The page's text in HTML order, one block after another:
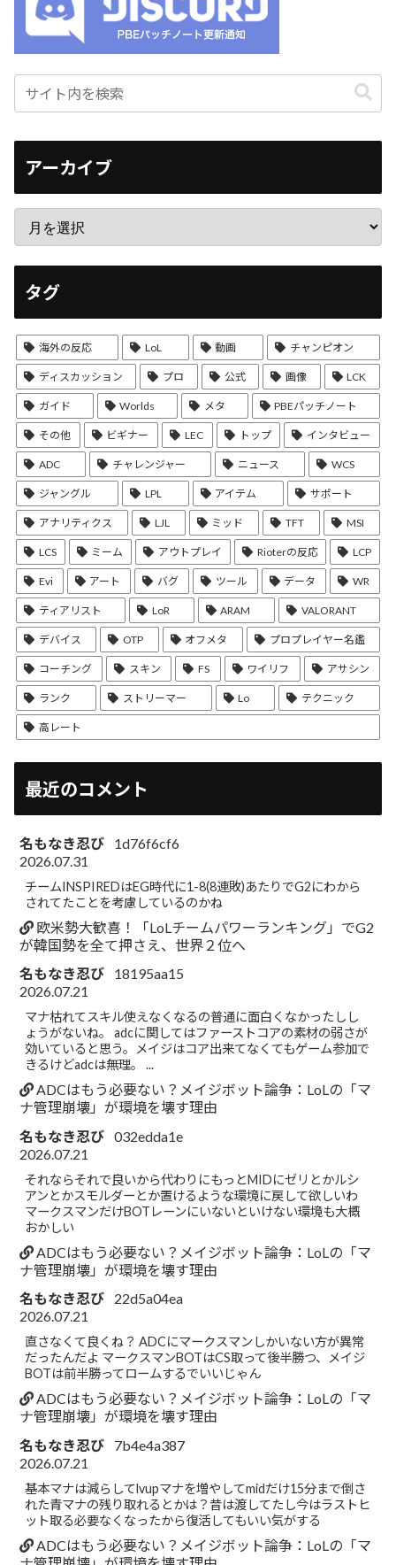
アーカイブ
タグ
海外の反応 LoL 動画 チャンピオン
ディスカッション プロ 公式 画像 LCK
ガイド Worlds メタ PBEパッチノート
その他 ビギナー LEC トップ インタビュー
ADC チャレンジャー ニュース WCS
ジャングル LPL アイテム サポート
アナリティクス LJL ミッド TFT MSI
LCS ミーム アウトプレイ Rioterの反応 LCP
Evi アート バグ ツール データ WR
ティアリスト LoR ARAM VALORANT
デバイス OTP オフメタ プロプレイヤー名鑑
コーチング スキン FS ワイリフ アサシン
ランク ストリーマー Lo テクニック
高レート
最近のコメント
名もなき忍び
1d76f6cf6
2026.07.31
チームINSPIREDはEG時代に1-8(8連敗)あたりでG2にわから
されてたことを考慮しているのかね
欧米勢大歓喜！「LoLチームパワーランキング」でG2
が韓国勢を全て押さえ、世界２位へ
名もなき忍び
18195aa15
2026.07.21
マナ枯れてスキル使えなくなるの普通に面白くなかったしし
ょうがないね。 adcに関してはファーストコアの素材の弱さが
効いていると思う。メイジはコア出来てなくてもゲーム参加で
きるけどadcは無理。 ...
ADCはもう必要ない？メイジボット論争：LoLの「マ
ナ管理崩壊」が環境を壊す理由
名もなき忍び 032edda1e
2026.07.21
それならそれで良いから代わりにもっとMIDにゼリとかルシ
アンとかスモルダーとか置けるような環境に戻して欲しいわ
マークスマンだけBOTレーンにいないといけない環境も大概
おかしい
ADCはもう必要ない？メイジボット論争：LoLの「マ
ナ管理崩壊」が環境を壊す理由
名もなき忍び
22d5a04ea
2026.07.21
直さなくて良くね？ ADCにマークスマンしかいない方が異常
だったんだよ マークスマンBOTはCS取って後半勝つ、メイジ
BOTは前半勝ってロームするでいいじゃん
ADCはもう必要ない？メイジボット論争：LoLの「マ
ナ管理崩壊」が環境を壊す理由
名もなき忍び
7b4e4a387
2026.07.21
基本マナは減らしてlvupマナを増やしてmidだけ15分まで倒さ
れた青マナの残り取れるとかは？昔は渡してたし今はラストヒ
ット取る必要なくなったから復活してもいい気がする
ADCはもう必要ない？メイジボット論争：LoLの「マ